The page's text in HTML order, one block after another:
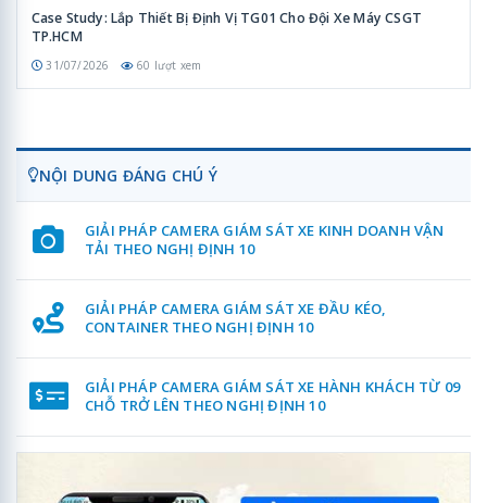
Case Study: Lắp Thiết Bị Định Vị TG01 Cho Đội Xe Máy CSGT
TP.HCM
31/07/2026 60 lượt xem
NỘI DUNG ĐÁNG CHÚ Ý
GIẢI PHÁP CAMERA GIÁM SÁT XE KINH DOANH VẬN
TẢI THEO NGHỊ ĐỊNH 10
GIẢI PHÁP CAMERA GIÁM SÁT XE ĐẦU KÉO,
CONTAINER THEO NGHỊ ĐỊNH 10
GIẢI PHÁP CAMERA GIÁM SÁT XE HÀNH KHÁCH TỪ 09
CHỖ TRỞ LÊN THEO NGHỊ ĐỊNH 10